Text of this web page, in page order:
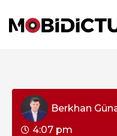
Berkhan
4:07 pm